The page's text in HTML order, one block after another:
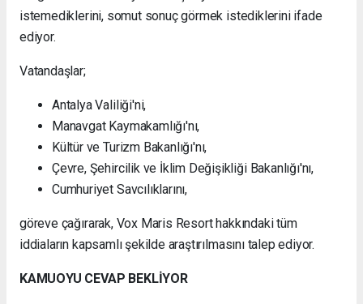
istemediklerini, somut sonuç görmek istediklerini ifade
ediyor.
Vatandaşlar;
Antalya Valiliği'ni,
Manavgat Kaymakamlığı'nı,
Kültür ve Turizm Bakanlığı'nı,
Çevre, Şehircilik ve İklim Değişikliği Bakanlığı'nı,
Cumhuriyet Savcılıklarını,
göreve çağırarak, Vox Maris Resort hakkındaki tüm
iddiaların kapsamlı şekilde araştırılmasını talep ediyor.
KAMUOYU CEVAP BEKLİYOR